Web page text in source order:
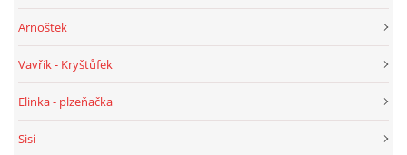
Arnoštek
Vavřík - Kryštůfek
Elinka - plzeňačka
Sisi